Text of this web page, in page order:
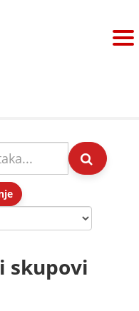
skupovi